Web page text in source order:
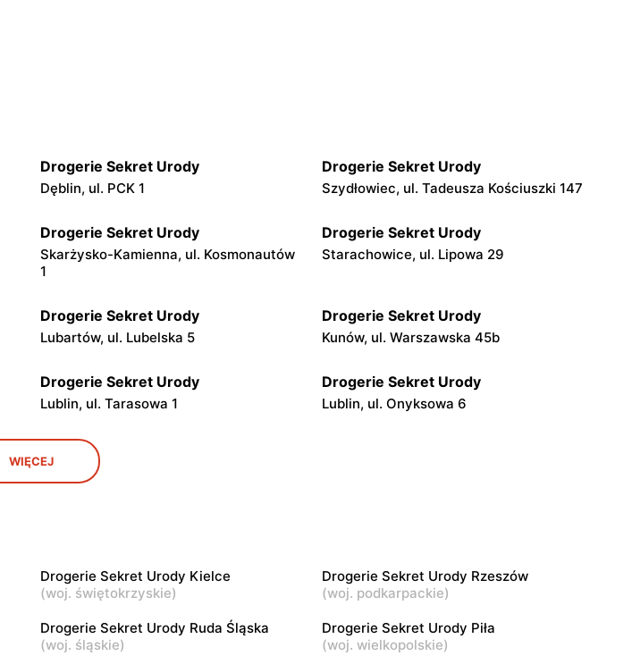
Drogerie Sekret Urody
Dęblin, ul. PCK 1
Drogerie Sekret Urody
Szydłowiec, ul. Tadeusza Kościuszki 147
Drogerie Sekret Urody
Skarżysko-Kamienna, ul. Kosmonautów
1
Drogerie Sekret Urody
Starachowice, ul. Lipowa 29
Drogerie Sekret Urody
Lubartów, ul. Lubelska 5
Drogerie Sekret Urody
Kunów, ul. Warszawska 45b
Drogerie Sekret Urody
Lublin, ul. Tarasowa 1
Drogerie Sekret Urody
Lublin, ul. Onyksowa 6
Drogerie Sekret Urody
Bilcza, ul. Kielecka 1
Drogerie Sekret Urody
Sandomierz, ul. Armii Krajowej 28
Drogerie Sekret Urody
Sandomierz, ul. Armii Krajowej 1
Drogerie Sekret Urody Drogerie Sekret Urody
WIĘCEJ
Drogerie Sekret Urody Kielce
(woj. świętokrzyskie)
Drogerie Sekret Urody Rzeszów
(woj. podkarpackie)
Drogerie Sekret Urody Ruda Śląska
(woj. śląskie)
Drogerie Sekret Urody Piła
(woj. wielkopolskie)